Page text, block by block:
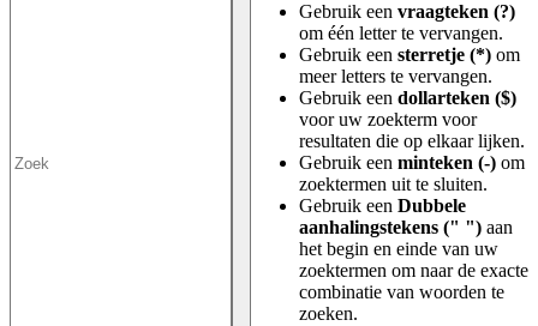
Gebruik een vraagteken (?)
om één letter te vervangen.
Gebruik een sterretje (*) om
meer letters te vervangen.
Gebruik een dollarteken ($)
voor uw zoekterm voor
resultaten die op elkaar lijken.
Gebruik een minteken (-) om
zoektermen uit te sluiten.
Gebruik een Dubbele
aanhalingstekens (" ") aan
het begin en einde van uw
zoektermen om naar de exacte
combinatie van woorden te
zoeken.